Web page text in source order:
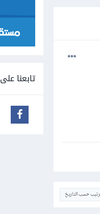
حسب التاريخ
تابعنا على